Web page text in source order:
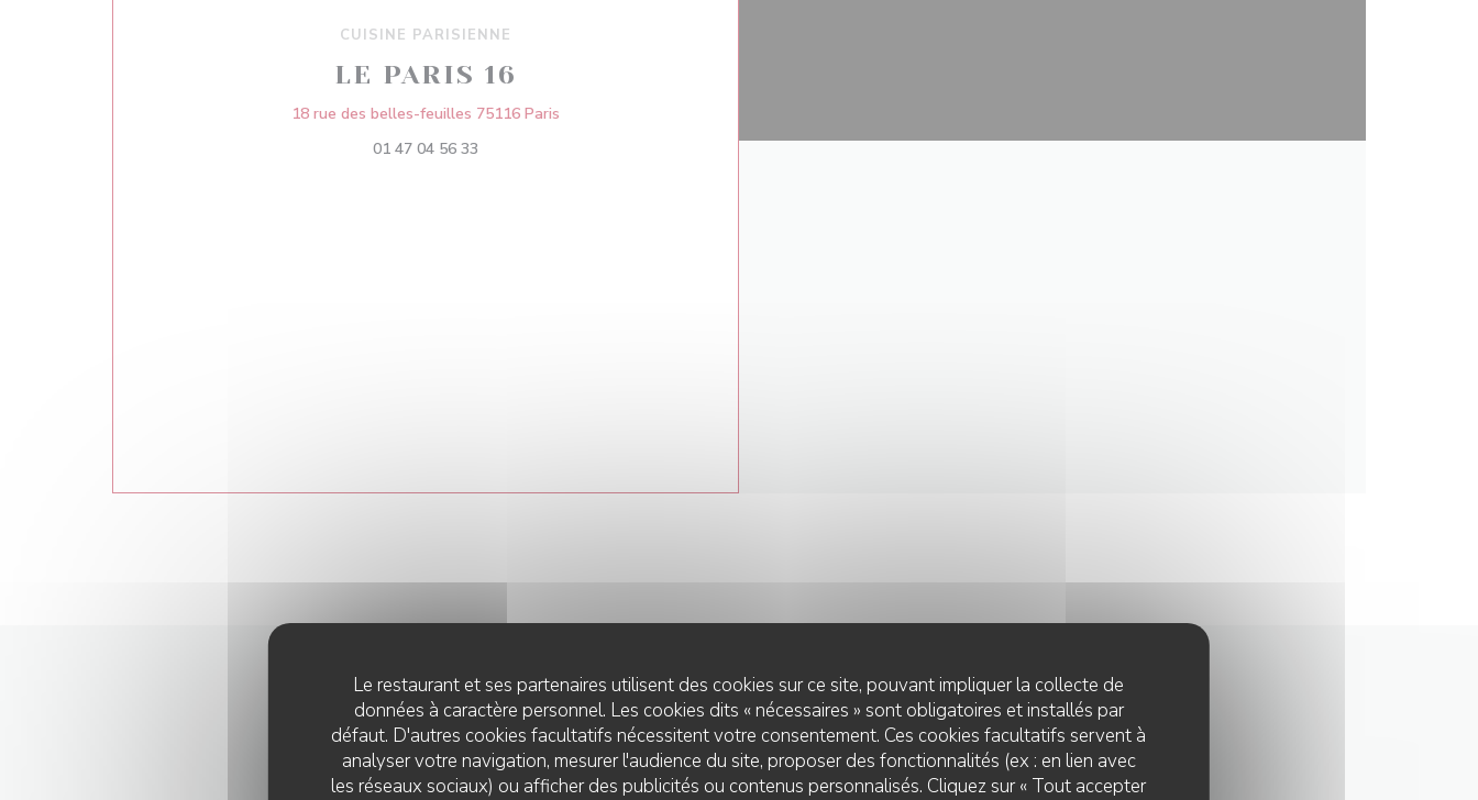
Le restaurant et ses partenaires utilisent des cookies sur ce site, pouvant impliquer la collecte de
données à caractère personnel. Les cookies dits « nécessaires » sont obligatoires et installés par
défaut. D'autres cookies facultatifs nécessitent votre consentement. Ces cookies facultatifs servent à
analyser votre navigation, mesurer l'audience du site, proposer des fonctionnalités (ex : en lien avec
les réseaux sociaux) ou afficher des publicités ou contenus personnalisés. Cliquez sur « Tout accepter
CUISINE PARISIENNE
LE PARIS 16
18 rue des belles-feuilles 75116 Paris
01 47 04 56 33
NOUS CONTACTER
Vous désirez nous contacter ?